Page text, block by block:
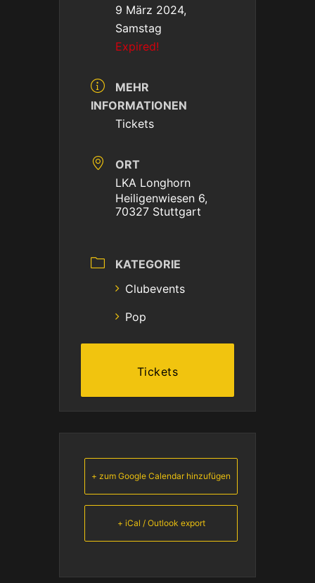
9 März 2024,
Samstag
Expired!
MEHR
INFORMATIONEN
Tickets
ORT
LKA Longhorn
Heiligenwiesen 6,
70327 Stuttgart
KATEGORIE
Clubevents
Pop
Tickets
+ zum Google Calendar hinzufügen
+ iCal / Outlook export